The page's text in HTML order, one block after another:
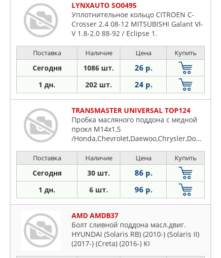
LYNXAUTO SO0495
Уплотнительное кольцо CITROEN C-
Crosser 2.4 08-12 MITSUBISHI Galant VI-
V 1.8-2.0 88-92 / Eclipse 1.
Поставка Наличие Цена Купить
Сегодня 1086 шт. 26 р.
1 дн. 202 шт. 24 р.
TRANSMASTER UNIVERSAL TOP124
Пробка масляного поддона с медной
прокл M14x1,5
/Honda,Chevrolet,Daewoo,Chrysler,Dodge,Mitsubishi
Поставка Наличие Цена Купить
Сегодня 30 шт. 86 р.
1 дн. 6 шт. 96 р.
AMD AMDB37
Болт сливной поддона масл.двиг.
HYUNDAI (Solaris RB) (2010-) (Solaris II)
(2017-) (Creta) (2016-) KI